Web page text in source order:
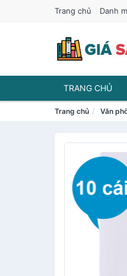
Trang chủ Danh
TRANG CHỦ
Trang chủ Văn